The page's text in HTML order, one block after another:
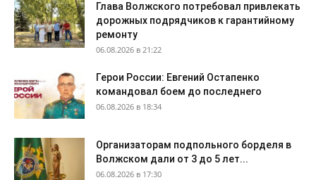
Глава Волжского потребовал привлекать
дорожных подрядчиков к гарантийному
ремонту
06.08.2026 в 21:22
Герои России: Евгений Остапенко
командовал боем до последнего
06.08.2026 в 18:34
Организаторам подпольного борделя в
Волжском дали от 3 до 5 лет...
06.08.2026 в 17:30